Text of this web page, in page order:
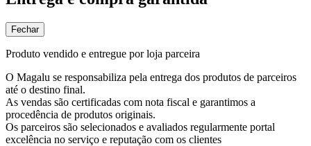
Fechar
Produto vendido e entregue por loja parceira
O Magalu se responsabiliza pela entrega dos produtos de parceiros
até o destino final.
As vendas são certificadas com nota fiscal e garantimos a
procedência de produtos originais.
Os parceiros são selecionados e avaliados regularmente portal
excelência no serviço e reputação com os clientes